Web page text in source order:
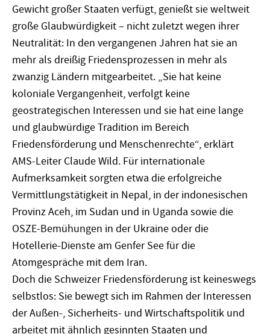
Gewicht großer Staaten verfügt, genießt sie weltweit
große Glaubwürdigkeit – nicht zuletzt wegen ihrer
Neutralität: In den vergangenen Jahren hat sie an
mehr als dreißig Friedensprozessen in mehr als
zwanzig Ländern mitgearbeitet. „Sie hat keine
koloniale Vergangenheit, verfolgt keine
geostrategischen Interessen und sie hat eine lange
und glaubwürdige Tradition im Bereich
Friedensförderung und Menschenrechte“, erklärt
AMS-Leiter Claude Wild. Für internationale
Aufmerksamkeit sorgten etwa die erfolgreiche
Vermittlungstätigkeit in Nepal, in der indonesischen
Provinz Aceh, im Sudan und in Uganda sowie die
OSZE-Bemühungen in der Ukraine oder die
Hotellerie-Dienste am Genfer See für die
Atomgespräche mit dem Iran.
Doch die Schweizer Friedensförderung ist keineswegs
selbstlos: Sie bewegt sich im Rahmen der Interessen
der Außen-, Sicherheits- und Wirtschaftspolitik und
arbeitet mit ähnlich gesinnten Staaten und